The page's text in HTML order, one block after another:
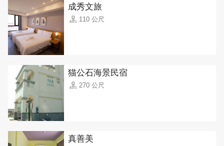
成秀文旅
110 公尺
猫公石海景民宿
270 公尺
真善美